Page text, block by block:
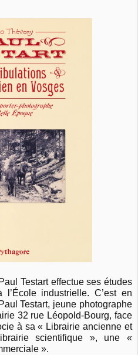
Testart effectue ses études
industrielle. C’est en
Testart, jeune photographe
32 rue Léopold-Bourg, face
à sa « Librairie ancienne et
scientifique », une «
».